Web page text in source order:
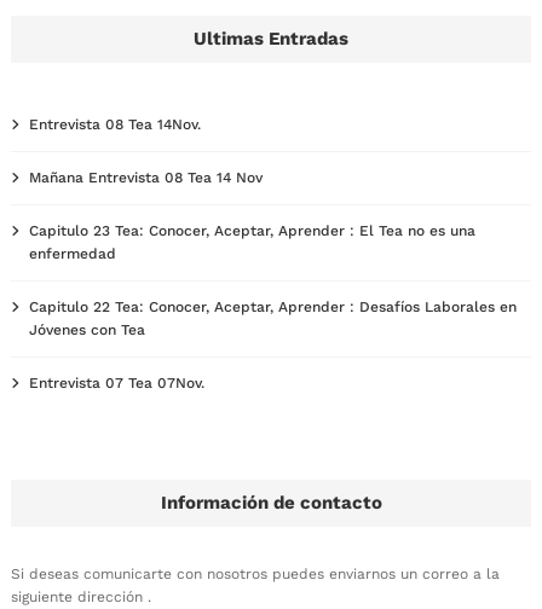
Ultimas Entradas
Entrevista 08 Tea 14Nov.
Mañana Entrevista 08 Tea 14 Nov
Capitulo 23 Tea: Conocer, Aceptar, Aprender : El Tea no es una
enfermedad
Capitulo 22 Tea: Conocer, Aceptar, Aprender : Desafíos Laborales en
Jóvenes con Tea
Entrevista 07 Tea 07Nov.
Información de contacto
Si deseas comunicarte con nosotros puedes enviarnos un correo a la
siguiente dirección .